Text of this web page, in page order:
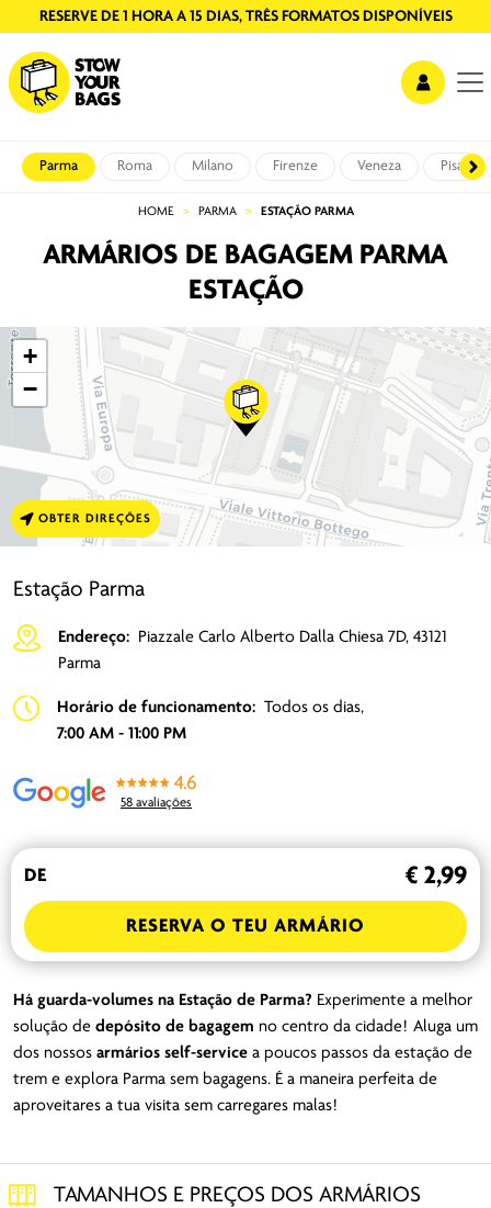
RESERVE DE 1 HORA A 15 DIAS, TRÊS FORMATOS DISPONÍVEIS
Parma Roma Milano Firenze Veneza Pisa
HOME PARMA ESTAÇÃO PARMA
ARMÁRIOS DE BAGAGEM PARMA
ESTAÇÃO
+
−
OBTER DIREÇÕES
Estação Parma
Endereço: Piazzale Carlo Alberto Dalla Chiesa 7D, 43121
Parma
Horário de funcionamento: Todos os dias,
7:00 AM - 11:00 PM
4.6
58 avaliações
DE € 2,99
RESERVA O TEU ARMÁRIO
Há guarda-volumes na Estação de Parma? Experimente a melhor
solução de depósito de bagagem no centro da cidade! Aluga um
dos nossos armários self-service a poucos passos da estação de
trem e explora Parma sem bagagens. É a maneira perfeita de
aproveitares a tua visita sem carregares malas!
TAMANHOS E PREÇOS DOS ARMÁRIOS